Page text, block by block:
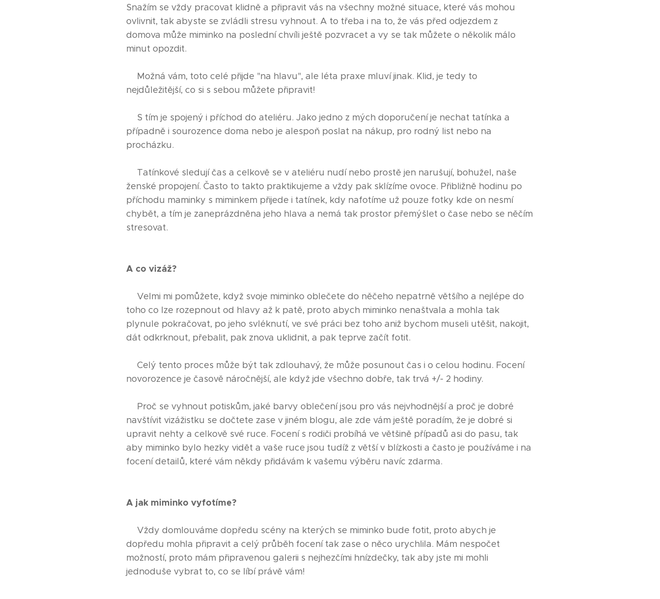
Snažím se vždy pracovat klidně a připravit vás na všechny možné situace, které vás mohou
ovlivnit, tak abyste se zvládli stresu vyhnout. A to třeba i na to, že vás před odjezdem z
domova může miminko na poslední chvíli ještě pozvracet a vy se tak můžete o několik málo
minut opozdit.
➡Možná vám, toto celé přijde "na hlavu", ale léta praxe mluví jinak. Klid, je tedy to
nejdůležitější, co si s sebou můžete připravit!
➡S tím je spojený i příchod do ateliéru. Jako jedno z mých doporučení je nechat tatínka a
případně i sourozence doma nebo je alespoň poslat na nákup, pro rodný list nebo na
procházku.
➡Tatínkové sledují čas a celkově se v ateliéru nudí nebo prostě jen narušují, bohužel, naše
ženské propojení. Často to takto praktikujeme a vždy pak sklízíme ovoce. Přibližně hodinu po
příchodu maminky s miminkem přijede i tatínek, kdy nafotíme už pouze fotky kde on nesmí
chybět, a tím je zaneprázdněna jeho hlava a nemá tak prostor přemýšlet o čase nebo se něčím
stresovat.
A co vizáž?
🩷Velmi mi pomůžete, když svoje miminko oblečete do něčeho nepatrně většího a nejlépe do
toho co lze rozepnout od hlavy až k patě, proto abych miminko nenaštvala a mohla tak
plynule pokračovat, po jeho svléknutí, ve své práci bez toho aniž bychom museli utěšit, nakojit,
dát odkrknout, přebalit, pak znova uklidnit, a pak teprve začít fotit.
🩷Celý tento proces může být tak zdlouhavý, že může posunout čas i o celou hodinu. Focení
novorozence je časově náročnější, ale když jde všechno dobře, tak trvá +/- 2 hodiny.
🩷Proč se vyhnout potiskům, jaké barvy oblečení jsou pro vás nejvhodnější a proč je dobré
navštívit vizážistku se dočtete zase v jiném blogu, ale zde vám ještě poradím, že je dobré si
upravit nehty a celkově své ruce. Focení s rodiči probíhá ve většině případů asi do pasu, tak
aby miminko bylo hezky vidět a vaše ruce jsou tudíž z větší v blízkosti a často je používáme i na
focení detailů, které vám někdy přidávám k vašemu výběru navíc zdarma.
A jak miminko vyfotíme?
😍Vždy domlouváme dopředu scény na kterých se miminko bude fotit, proto abych je
dopředu mohla připravit a celý průběh focení tak zase o něco urychlila. Mám nespočet
možností, proto mám připravenou galerii s nejhezčími hnízdečky, tak aby jste mi mohli
jednoduše vybrat to, co se líbí právě vám!